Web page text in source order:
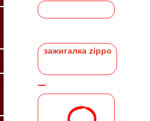
зажигалка zippo